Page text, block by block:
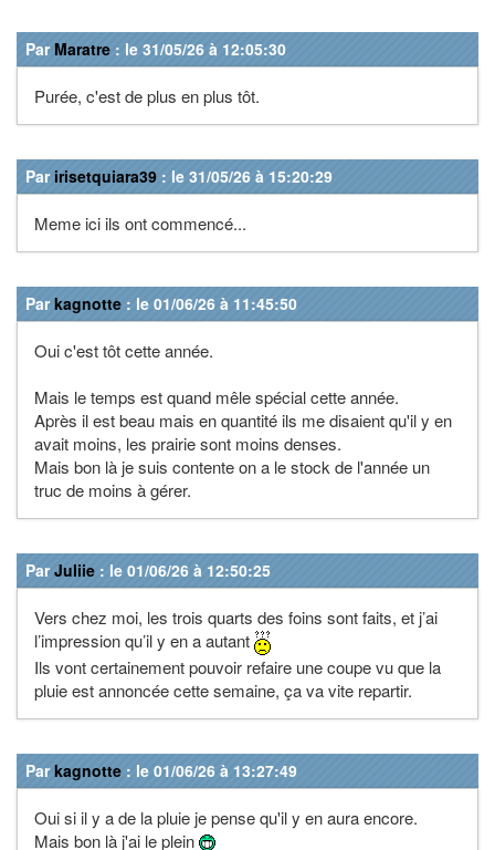
Par Maratre : le 31/05/26 à 12:05:30
Purée, c'est de plus en plus tôt.
Par irisetquiara39 : le 31/05/26 à 15:20:29
Meme ici ils ont commencé...
Parkagnotte : le 01/06/26 à 11:45:50
Oui c'est tôt cette année.
Mais le temps est quand mêle spécial cette année.
Après il est beau mais en quantité ils me disaient qu'il y en
avait moins, les prairie sont moins denses.
Mais bon là je suis contente on a le stock de l'année un
truc de moins à gérer.
ParJuliie : le 01/06/26 à 12:50:25
Vers chez moi, les trois quarts des foins sont faits, et j’ai
l’impression qu’il y en a autant
Ils vont certainement pouvoir refaire une coupe vu que la
pluie est annoncée cette semaine, ça va vite repartir.
Parkagnotte : le 01/06/26 à 13:27:49
Oui si il y a de la pluie je pense qu'il y en aura encore.
Mais bon là j'ai le plein